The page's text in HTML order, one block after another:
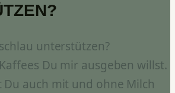
unterstützen?
Du mir ausgeben willst.
auch mit und ohne Milch